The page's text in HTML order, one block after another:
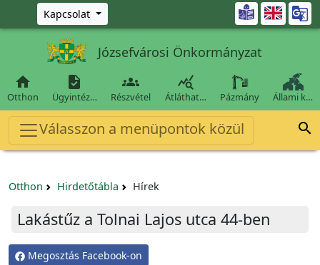
Ugrás a fő tartalomra
Kapcsolat 
Józsefvárosi Önkormányzat

Otthon

Ügyintéz…

Részvétel

Átláthat… Pázmány Állami k…
Válasszon a menüpontok közül 
Otthon Hirdetőtábla Hírek
Lakástűz a Tolnai Lajos utca 44-ben
Megosztás Facebook-on